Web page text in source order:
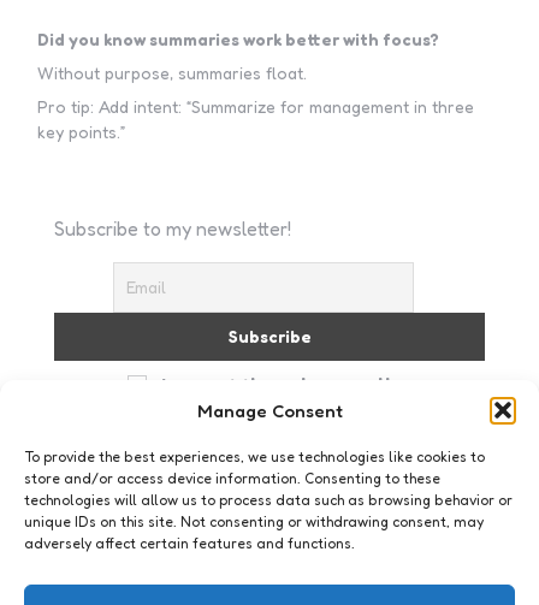
Manage Consent
To provide the best experiences, we use technologies like cookies to
store and/or access device information. Consenting to these
technologies will allow us to process data such as browsing behavior or
unique IDs on this site. Not consenting or withdrawing consent, may
adversely affect certain features and functions.
Did you know summaries work better with focus?
Without purpose, summaries float.
Pro tip: Add intent: “Summarize for management in three
key points.”
Subscribe to my newsletter!
I accept the privacy policy